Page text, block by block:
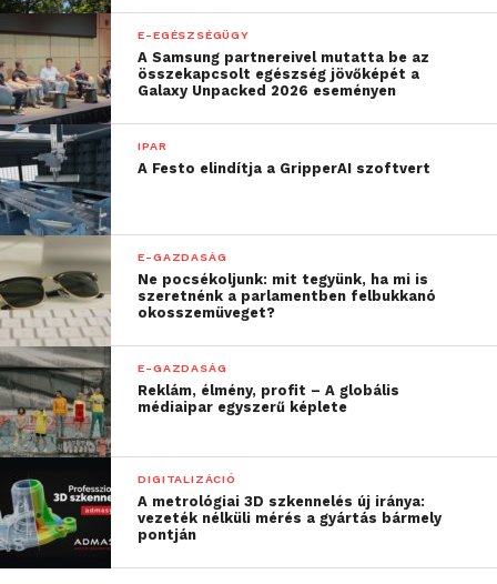
intézményei és
munkavállalói képesek-e
élni az eséllyel”
– hangsúlyozta Matécsa Márta, a McKinsey partnere,
hozzátéve: a tanulmányban azonosították azokat a
stratégiai lépéseket, amelyek mentén az MI-re épülő
gazdaságfejlesztés megvalósítható. A teljes
tanulmányt – amely részletesen ismerteti a
mesterséges intelligenciában rejlő lehetőségeket, a
megvalósítás feltételeit és a releváns nemzetközi
példákat – a McKinsey júniusban publikálja.
További friss híreket talál aTechnokratafőoldalán!
Csatlakozzon hozzánk a Facebookonis!
E-EGÉSZSÉGÜGY
A Samsung partnereivel mutatta be az
összekapcsolt egészség jövőképét a
Galaxy Unpacked 2026 eseményen
IPAR
A Festo elindítja a GripperAI szoftvert
E-GAZDASÁG
Ne pocsékoljunk: mit tegyünk, ha mi is
szeretnénk a parlamentben felbukkanó
okosszemüveget?
E-GAZDASÁG
Reklám, élmény, profit – A globális
médiaipar egyszerű képlete
DIGITALIZÁCIÓ
A metrológiai 3D szkennelés új iránya:
vezeték nélküli mérés a gyártás bármely
pontján